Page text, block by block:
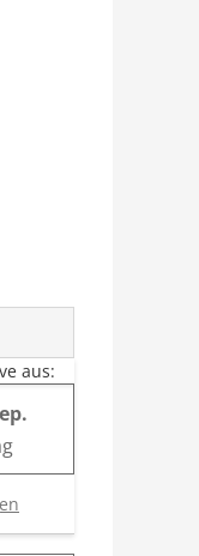
aus: